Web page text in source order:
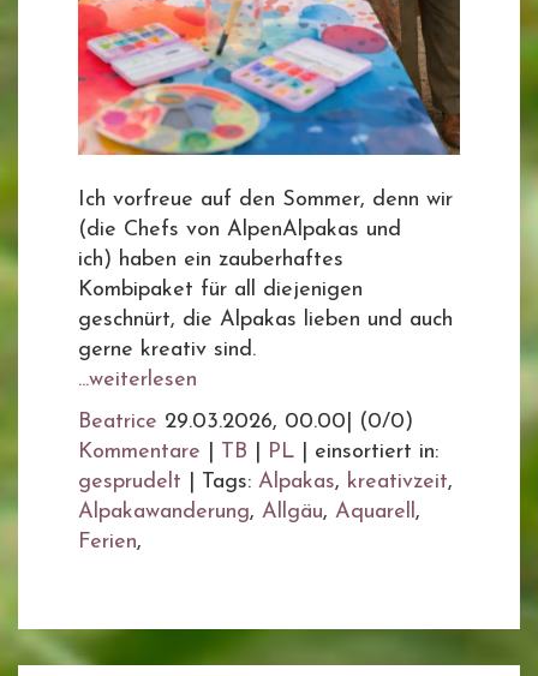
Ich vorfreue auf den Sommer, denn wir
(die Chefs von AlpenAlpakas und
ich) haben ein zauberhaftes
Kombipaket für all diejenigen
geschnürt, die Alpakas lieben und auch
gerne kreativ sind.
...weiterlesen
Beatrice 29.03.2026, 00.00
(0/0)
Kommentare
TB PL
einsortiert in:
gesprudelt
Tags: Alpakas, kreativzeit,
Alpakawanderung, Allgäu, Aquarell,
Ferien,